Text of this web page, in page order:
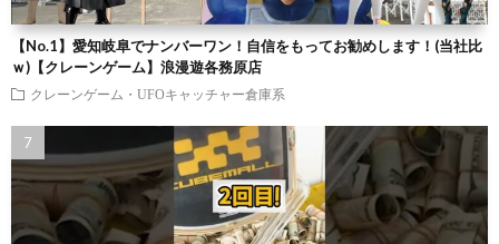
【No.1】愛知岐阜でナンバーワン！自信をもってお勧めします！(当社比
ｗ)【クレーンゲーム】浪漫遊各務原店
クレーンゲーム・UFOキャッチャー倉庫系